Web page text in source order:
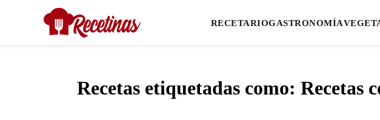
RECETARIOGASTRONOMÍA
Recetas etiquetadas como: Recetas